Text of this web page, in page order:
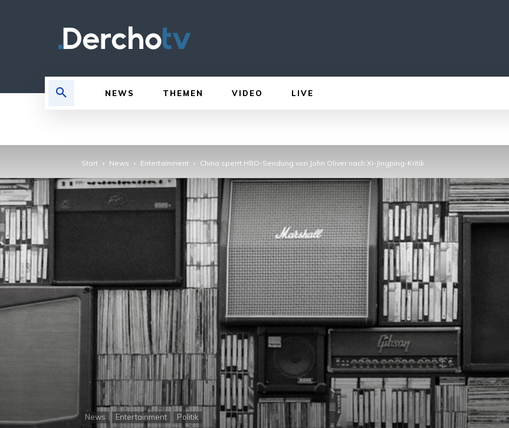
NEWS THEMEN VIDEO LIVE
Start News Entertainment China sperrt HBO-Sendung von John Oliver nach Xi-Jingping-Kritik
News Entertainment Politik